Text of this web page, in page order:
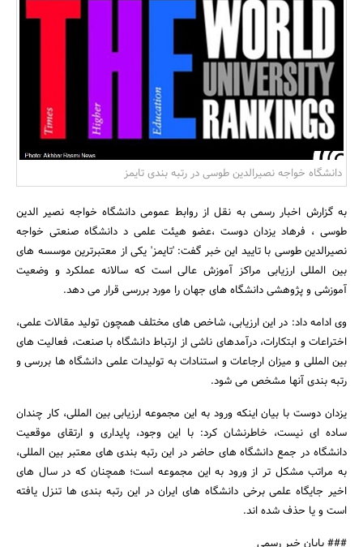
بانک، بیمه و سرمایه
مسکن و ساختمان
جستجو
دانشگاه خواجه نصیرالدین طوسی در رتبه بندی تایمز
به گزارش اخبار رسمی به نقل از روابط عمومی دانشگاه خواجه نصیر الدین
طوسی ، فرهاد یزدان دوست ،عضو هیئت علمی د دانشگاه صنعتی خواجه
نصیرالدین طوسی با تایید این خبر گفت: 'تایمز' یکی از معتبرترین موسسه های
بین المللی ارزیابی مراکز آموزش عالی است که سالانه عملکرد و وضعیت
آموزشی و پژوهشی دانشگاه های جهان را مورد بررسی قرار می دهد.
وی ادامه داد: در این ارزیابی، شاخص های مختلف همچون تولید مقالات علمی،
اختراعات و ابتکارات، درآمدهای ناشی از ارتباط دانشگاه با صنعت، فعالیت های
بین المللی و میزان ارجاعات و استنادات به تولیدات علمی دانشگاه ها بررسی و
رتبه بندی آنها مشخص می شود.
یزدان دوست با بیان اینکه ورود به این مجموعه ارزیابی بین المللی، کار چندان
ساده ای نیست، خاطرنشان کرد: با این وجود، پایداری و ارتقای موقعیت
دانشگاه در جمع دانشگاه های حاضر در این رتبه بندی های معتبر بین المللی،
به مراتب مشکل تر از ورود به این مجموعه است؛ همچنان که در سال های
اخیر جایگاه علمی برخی دانشگاه های ایران در این رتبه بندی ها تنزل یافته
است و یا حذف شده اند.